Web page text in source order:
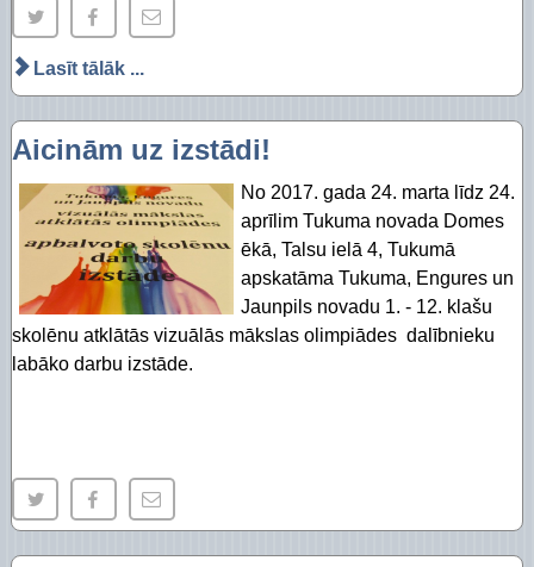
Lasīt tālāk ...
Aicinām uz izstādi!
No 2017. gada 24. marta līdz 24.
aprīlim Tukuma novada Domes
ēkā, Talsu ielā 4, Tukumā
apskatāma Tukuma, Engures un
Jaunpils novadu 1. - 12. klašu
skolēnu atklātās vizuālās mākslas olimpiādes dalībnieku
labāko darbu izstāde.